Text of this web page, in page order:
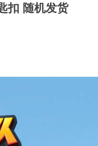
扣 随机发货